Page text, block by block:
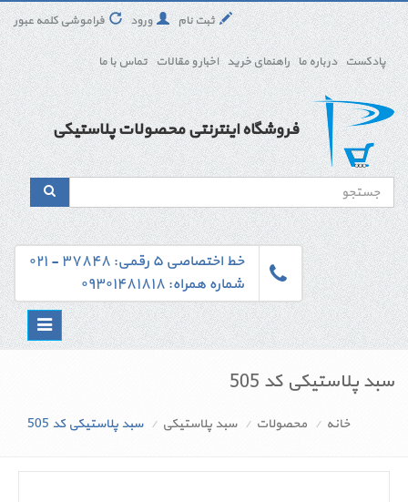
ثبت نام ورود فراموشی کلمه عبور
پادکست درباره ما راهنمای خرید اخبار و مقالات تماس با ما
فروشگاه اینترنتی محصولات پلاستیکی
خط اختصاصی ۵ رقمی: ۳۷۸۴۸ - ۰۲۱
شماره همراه: ۰۹۳۰۱۴۸۱۸۱۸
Toggle
سبد پلاستیکی کد 505
خانه محصولات سبد پلاستیکی سبد پلاستیکی کد 505